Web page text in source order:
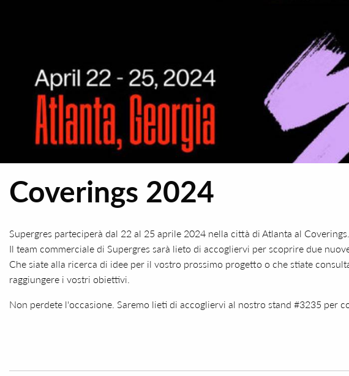
Coverings 2024
Supergres parteciperà dal 22 al 25 aprile 2024 nella città di Atlanta al
Il team commerciale di Supergres sarà lieto di accogliervi per scoprire due
Che siate alla ricerca di idee per il vostro prossimo progetto o che stiate
raggiungere i vostri obiettivi.
Non perdete l'occasione. Saremo lieti di accogliervi al nostro stand #3235 per